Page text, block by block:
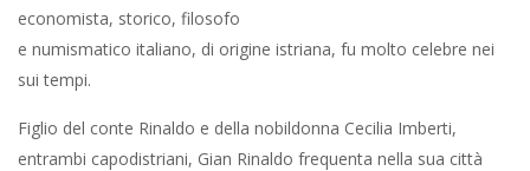
economista, storico, filosofo
e numismatico italiano, di origine istriana, fu molto celebre nei
sui tempi.
Figlio del conte Rinaldo e della nobildonna Cecilia Imberti,
entrambi capodistriani, Gian Rinaldo frequenta nella sua città